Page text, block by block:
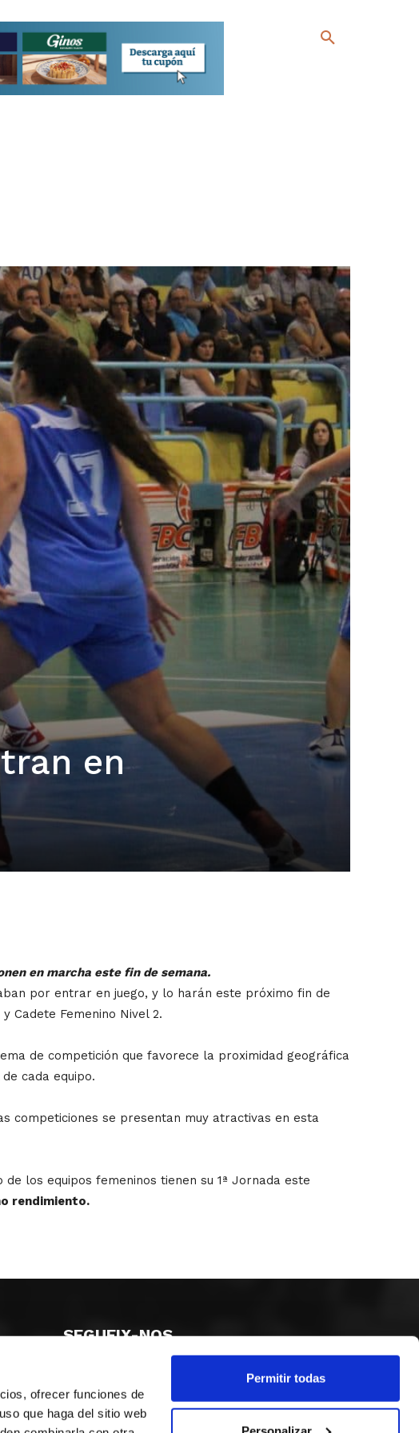
ofrecer funciones de
que haga del sitio web
Permitir todas
en
en marcha este fin de semana.
por entrar en juego, y lo harán este próximo fin de
Cadete Femenino Nivel 2.
de competición que favorece la proximidad geográfica
cada equipo.
competiciones se presentan muy atractivas en esta
los equipos femeninos tienen su 1ª Jornada este
rendimiento.
SEGUEIX-NOS